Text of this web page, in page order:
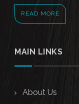
READ MORE
MAIN LINKS
About Us